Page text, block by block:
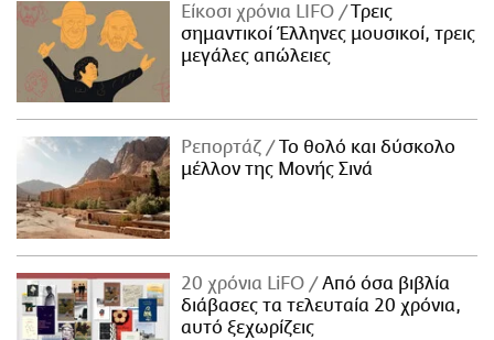
Είκοσι χρόνια LIFO
Tρεις
σημαντικοί Έλληνες μουσικοί, τρεις
μεγάλες απώλειες
Ρεπορτάζ
Το θολό και δύσκολο
μέλλον της Μονής Σινά
20 χρόνια LiFO
Από όσα βιβλία
διάβασες τα τελευταία 20 χρόνια,
αυτό ξεχωρίζεις